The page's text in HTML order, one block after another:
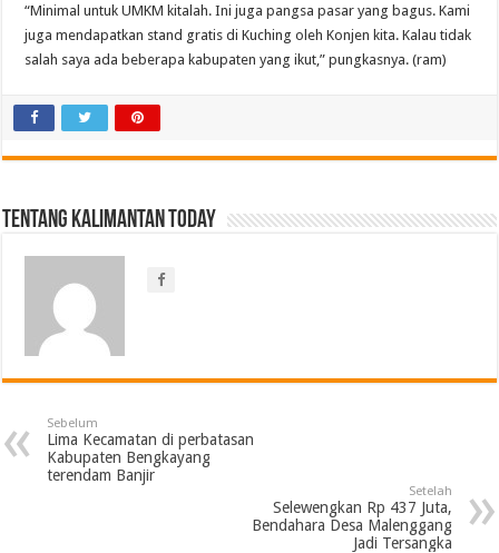
“Minimal untuk UMKM kitalah. Ini juga pangsa pasar yang bagus. Kami
juga mendapatkan stand gratis di Kuching oleh Konjen kita. Kalau tidak
salah saya ada beberapa kabupaten yang ikut,” pungkasnya. (ram)
Tentang Kalimantan Today
Sebelum
Lima Kecamatan di perbatasan
Kabupaten Bengkayang
terendam Banjir
Setelah
Selewengkan Rp 437 Juta,
Bendahara Desa Malenggang
Jadi Tersangka